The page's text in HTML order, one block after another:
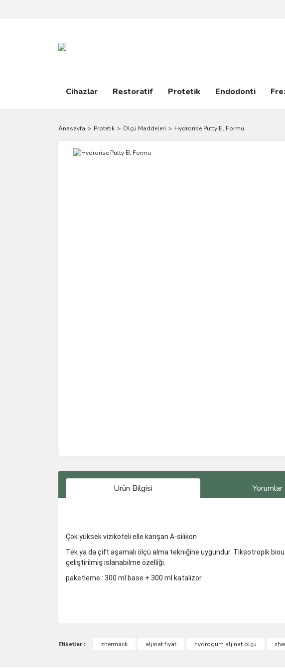
Cihazlar Restoratif Protetik Endodonti
Anasayfa Protetik Ölçü Maddeleri Hydrorise Putty El Formu
Ürün Bilgisi Yorumlar
Çok yüksek vizikoteli elle karışan A-silikon
Tek ya da çift aşamalı ölçü alma tekniğine uygundur. Tiksotropik
geliştirilmiş ıslanabilme özelliği.
paketleme : 300 ml base + 300 ml katalizor
Görüş ve önerileriniz için teşekkür ederiz.
Etiketler : zhermack aljinat fiyat hydrogum aljinat ölçü